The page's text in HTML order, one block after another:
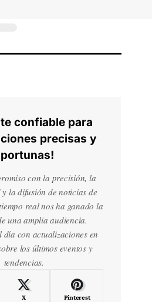
confiable para
precisas y
con la precisión, la
la difusión de noticias de
real nos ha ganado la
una amplia audiencia.
día con actualizaciones en
los últimos eventos y
tendencias.
X Pinterest